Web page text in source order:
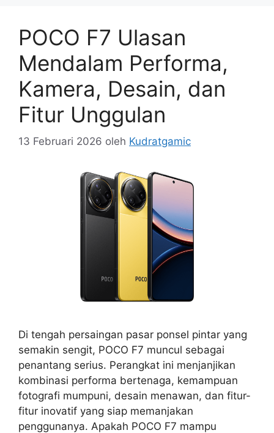
POCO F7 Ulasan
Mendalam Performa,
Kamera, Desain, dan
Fitur Unggulan
13 Februari 2026 oleh Kudratgamic
Di tengah persaingan pasar ponsel pintar yang
semakin sengit, POCO F7 muncul sebagai
penantang serius. Perangkat ini menjanjikan
kombinasi performa bertenaga, kemampuan
fotografi mumpuni, desain menawan, dan fitur-
fitur inovatif yang siap memanjakan
penggunanya. Apakah POCO F7 mampu